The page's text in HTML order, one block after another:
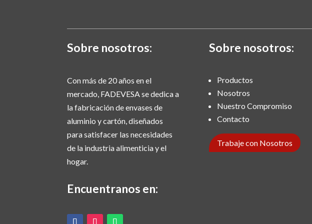
Sobre nosotros:
Con más de 20 años en el
mercado, FADEVESA se dedica a
la fabricación de envases de
aluminio y cartón, diseñados
para satisfacer las necesidades
de la industria alimenticia y el
hogar.
Encuentranos en:
Sobre nosotros:
Productos
Nosotros
Nuestro Compromiso
Contacto
Trabaje con Nosotros